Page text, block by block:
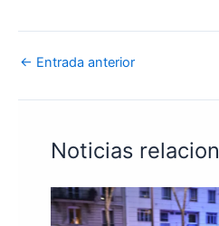
← Entrada anterior
Noticias